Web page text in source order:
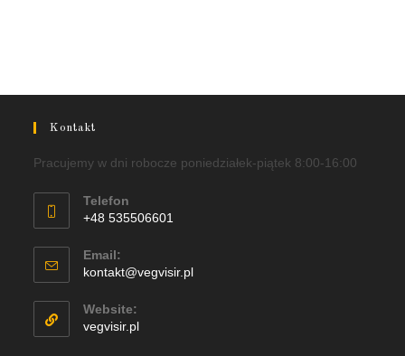
Kontakt
Pracujemy w dni robocze poniedziałek-piątek 8:00-16:00
Telefon
+48 535506601
Email:
kontakt@vegvisir.pl
Website:
vegvisir.pl